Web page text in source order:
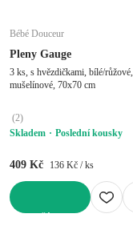
Bébé Douceur
Pleny Gauge
3 ks, s hvězdičkami, bílé/růžové,
mušelínové, 70x70 cm
(2)
Skladem
Poslední kousky
409 Kč 136 Kč / ks